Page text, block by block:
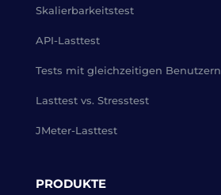
Skalierbarkeitstest
API-Lasttest
Tests mit gleichzeitigen Benutzern
Lasttest vs. Stresstest
JMeter-Lasttest
PRODUKTE